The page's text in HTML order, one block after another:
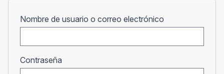
Nombre de usuario o correo electrónico
Contraseña